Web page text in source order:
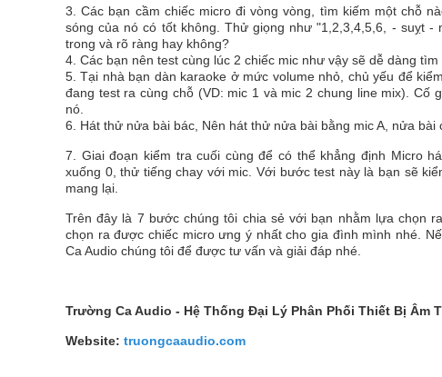
3. Các bạn cầm chiếc micro đi vòng vòng, tìm kiếm một chỗ
sóng của nó có tốt không. Thử giọng như "1,2,3,4,5,6, - suỵt
trong và rõ ràng hay không?
4. Các bạn nên test cùng lúc 2 chiếc mic như vậy sẽ dễ dàng
5. Tại nhà bạn dàn karaoke ở mức volume nhỏ, chủ yếu để
đang test ra cùng chỗ (VD: mic 1 và mic 2 chung line mix).
nó.
6. Hát thử nửa bài bác, Nên hát thử nửa bài bằng mic A, nửa bài
7. Giai đoạn kiểm tra cuối cùng để có thể khẳng định Micro
xuống 0, thử tiếng chay với mic. Với bước test này là bạn sẽ
mang lại.
Trên đây là 7 bước chúng tôi chia sẻ với bạn nhằm lựa chọn
chọn ra được chiếc micro ưng ý nhất cho gia đình mình nhé.
Ca Audio chúng tôi để được tư vấn và giải đáp nhé.
Trường Ca Audio - Hệ Thống Đại Lý Phân Phối Thiết Bị Âm
Website: truongcaaudio.com